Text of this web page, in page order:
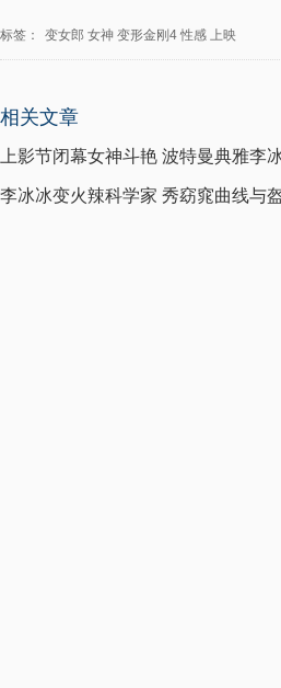
标签： 变女郎 女神 变形金刚4 性感 上映
相关文章
上影节闭幕女神斗艳 波特曼典雅李
李冰冰变火辣科学家 秀窈窕曲线与